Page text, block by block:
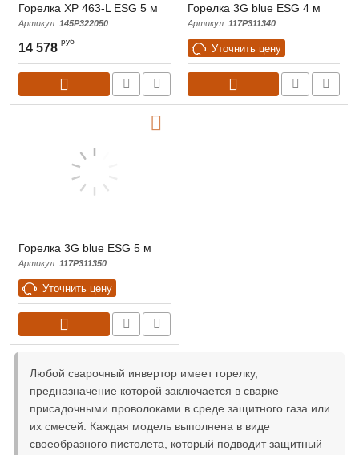
Горелка XP 463-L ESG 5 м
Артикул: 145Р322050
14 578 руб
Горелка 3G blue ESG 4 м
Артикул: 117P311340
Уточнить цену
Горелка 3G blue ESG 5 м
Артикул: 117P311350
Уточнить цену
Любой сварочный инвертор имеет горелку,
предназначение которой заключается в сварке
присадочными проволоками в среде защитного газа или
их смесей. Каждая модель выполнена в виде
своеобразного пистолета, который подводит защитный